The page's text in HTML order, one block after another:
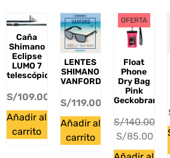
Caña
Shimano
Eclipse
LUMO 7
telescópica
S/109.00
Añadir al
carrito
LENTES
SHIMANO
VANFORD
S/119.00
Añadir al
carrito
OFERTA
Float
Phone
Dry Bag
Pink
Geckobrands
S/140.00
S/85.00